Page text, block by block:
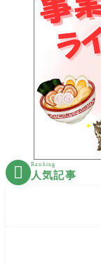
 Ranking
人気記事